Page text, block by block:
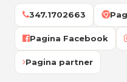
347.1702663
Pagina Facebook
Pagina partner